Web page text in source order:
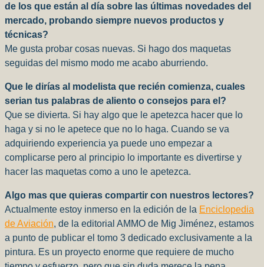
de los que están al día sobre las últimas novedades del
mercado, probando siempre nuevos productos y
técnicas?
Me gusta probar cosas nuevas. Si hago dos maquetas
seguidas del mismo modo me acabo aburriendo.
Que le dirías al modelista que recién comienza, cuales
serian tus palabras de aliento o consejos para el?
Que se divierta. Si hay algo que le apetezca hacer que lo
haga y si no le apetece que no lo haga. Cuando se va
adquiriendo experiencia ya puede uno empezar a
complicarse pero al principio lo importante es divertirse y
hacer las maquetas como a uno le apetezca.
Algo mas que quieras compartir con nuestros lectores?
Actualmente estoy inmerso en la edición de la Enciclopedia
de Aviación, de la editorial AMMO de Mig Jiménez, estamos
a punto de publicar el tomo 3 dedicado exclusivamente a la
pintura. Es un proyecto enorme que requiere de mucho